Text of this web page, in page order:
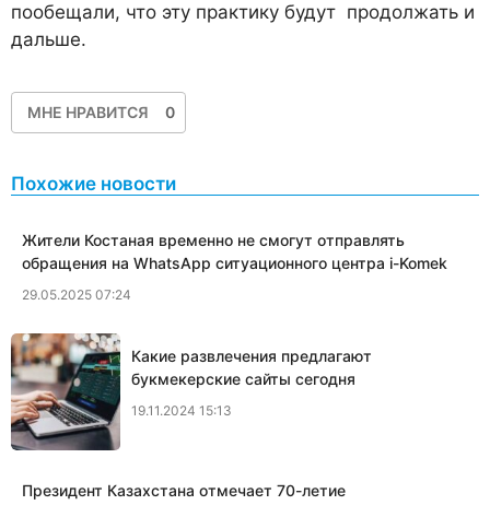
пообещали, что эту практику будут продолжать и
дальше.
МНЕ НРАВИТСЯ 0
Похожие новости
Жители Костаная временно не смогут отправлять
обращения на WhatsApp ситуационного центра i-Komek
29.05.2025 07:24
Какие развлечения предлагают
букмекерские сайты сегодня
19.11.2024 15:13
Президент Казахстана отмечает 70-летие